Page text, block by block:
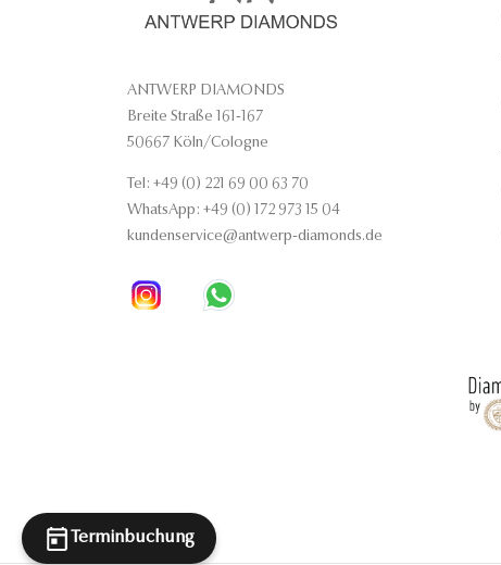
ANTWERP DIAMONDS
Breite Straße 161-167
50667 Köln/Cologne
Tel: +49 (0) 221 69 00 63 70
WhatsApp: +49 (0) 172 973 15 04
kundenservice@antwerp-diamonds.de
Terminbuchung